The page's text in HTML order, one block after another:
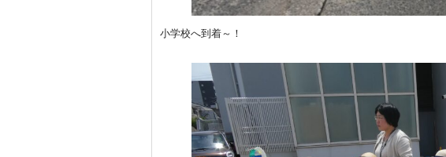
小学校へ到着～！